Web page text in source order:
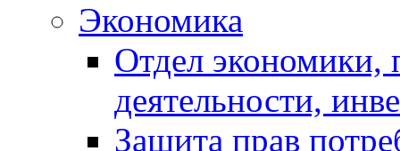
Экономика
Отдел экономики,
деятельности,
Защита прав